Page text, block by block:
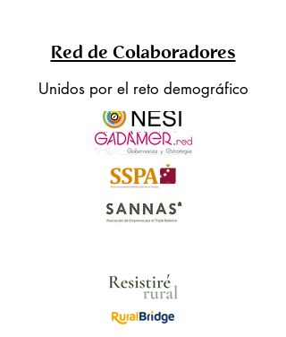
Red de Colaboradores
Unidos por el reto demográfico